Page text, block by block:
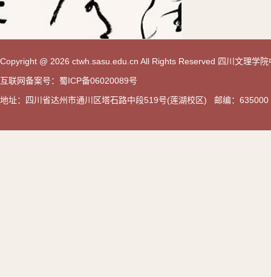
Copyright @ 2026 ctwh.sasu.edu.cn All Rights Reserved 四川文理学
互联网备案号：蜀ICP备06020089号
地址：四川省达州市通川区塔石路中段519号(莲湖校区) 邮编：